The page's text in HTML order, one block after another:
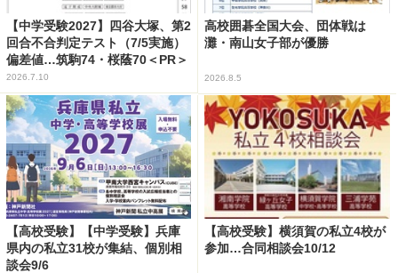
【中学受験2027】四谷大塚、第2
回合不合判定テスト（7/5実施）
偏差値…筑駒74・桜蔭70＜PR＞
2026.7.10
高校囲碁全国大会、団体戦は
灘・南山女子部が優勝
2026.8.5
【高校受験】【中学受験】兵庫
県内の私立31校が集結、個別相
談会9/6
【高校受験】横須賀の私立4校が
参加…合同相談会10/12